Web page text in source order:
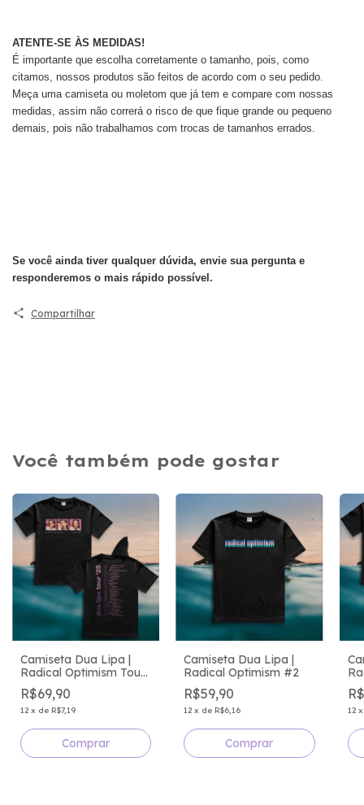
ATENTE-SE ÀS MEDIDAS!
É importante que escolha corretamente o tamanho, pois, como
citamos, nossos produtos são feitos de acordo com o seu pedido.
Meça uma camiseta ou moletom que já tem e compare com nossas
medidas, assim não correrá o risco de que fique grande ou pequeno
demais, pois não trabalhamos com trocas de tamanhos errados.
Se você ainda tiver qualquer dúvida, envie sua pergunta e
responderemos o mais rápido possível.
Compartilhar
Você também pode gostar
Camiseta Dua Lipa |
Radical Optimism Tour
Cities
R$69,90
12 x de R$7,19
Comprar
Camiseta Dua Lipa |
Radical Optimism #2
R$59,90
12 x de R$6,16
Comprar
12